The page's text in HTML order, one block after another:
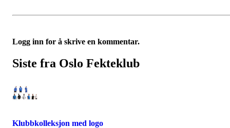
Logg inn for å skrive en kommentar.
Siste fra Oslo Fekteklub
Klubbkolleksjon med logo